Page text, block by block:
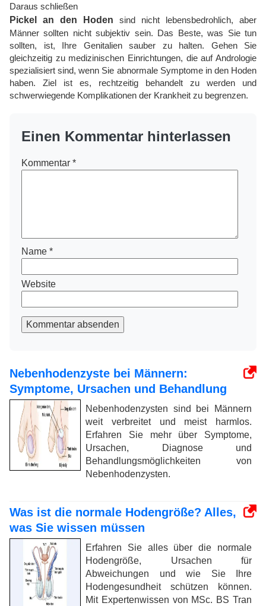
Daraus schließen
Pickel an den Hoden sind nicht lebensbedrohlich, aber
Männer sollten nicht subjektiv sein. Das Beste, was Sie tun
sollten, ist, Ihre Genitalien sauber zu halten. Gehen Sie
gleichzeitig zu medizinischen Einrichtungen, die auf Andrologie
spezialisiert sind, wenn Sie abnormale Symptome in den Hoden
haben. Ziel ist es, rechtzeitig behandelt zu werden und
schwerwiegende Komplikationen der Krankheit zu begrenzen.
Einen Kommentar hinterlassen
Kommentar *
Name *
Website
Kommentar absenden
Nebenhodenzyste bei Männern:
Symptome, Ursachen und Behandlung
Nebenhodenzysten sind bei Männern
weit verbreitet und meist harmlos.
Erfahren Sie mehr über Symptome,
Ursachen, Diagnose und
Behandlungsmöglichkeiten von
Nebenhodenzysten.
Was ist die normale Hodengröße? Alles,
was Sie wissen müssen
Erfahren Sie alles über die normale
Hodengröße, Ursachen für
Abweichungen und wie Sie Ihre
Hodengesundheit schützen können.
Mit Expertenwissen von MSc. BS Tran